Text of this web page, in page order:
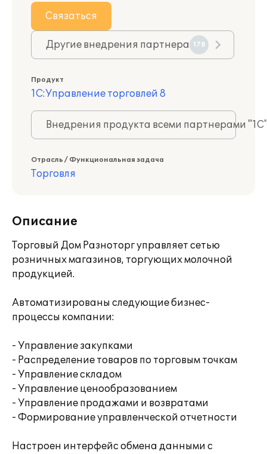
Связаться
Другие внедрения партнера 178
Продукт
1С:Управление торговлей 8
Внедрения продукта всеми партнерами
Отрасль / Функциональная задача
Торговля
Описание
Торговый Дом Разноторг управляет сетью
розничных магазинов, торгующих молочной
продукцией.
Автоматизированы следующие бизнес-
процессы компании:
- Управление закупками
- Распределение товаров по торговым точкам
- Управление складом
- Управление ценообразованием
- Управление продажами и возвратами
- Формирование управленческой отчетности
Настроен интерфейс обмена данными с